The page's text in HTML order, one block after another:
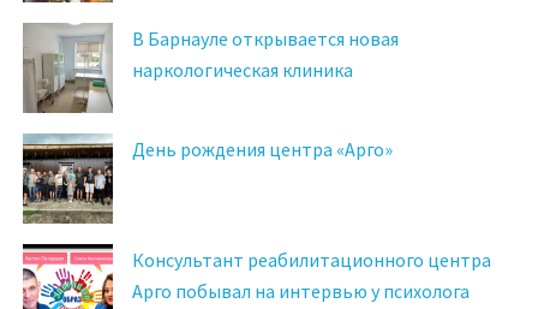
В Барнауле открывается новая
наркологическая клиника
День рождения центра «Арго»
Консультант реабилитационного центра
Арго побывал на интервью у психолога